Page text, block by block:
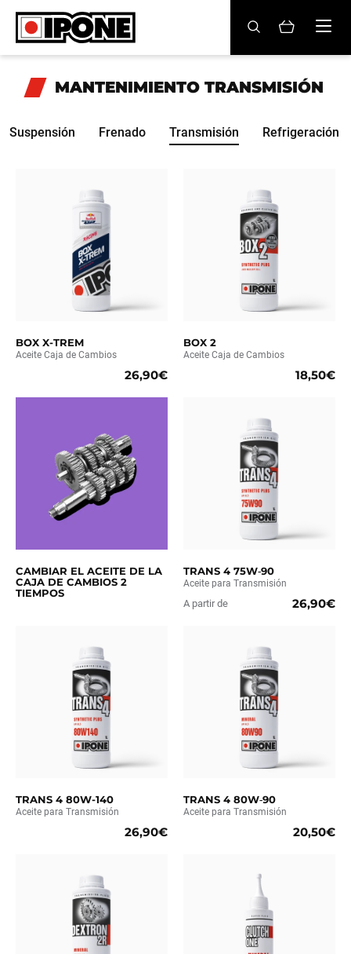
Ipone
ACEITES MOTOR
LIFESTYLE
LA MARCA
Revendedores
Mi cuenta
ES FR EN BE
MANTENIMIENTO TRANSMISIÓN
Suspensión Frenado Transmisión Refrigeración
BOX X-TREM
Aceite Caja de Cambios
26,90€
BOX 2
Aceite Caja de Cambios
18,50€
CAMBIAR EL ACEITE DE LA
CAJA DE CAMBIOS 2
TIEMPOS
TRANS 4 75W‑90
Aceite para Transmisión
A partir de 26,90€
TRANS 4 80W-140
Aceite para Transmisión
26,90€
TRANS 4 80W‑90
Aceite para Transmisión
20,50€